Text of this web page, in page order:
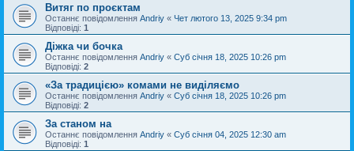
Витяг по проєктам
Останнє повідомлення Andriy « Чет лютого 13, 2025 9:34 pm
Відповіді: 1
Діжка чи бочка
Останнє повідомлення Andriy « Суб січня 18, 2025 10:26 pm
Відповіді: 2
«За традицією» комами не виділяємо
Останнє повідомлення Andriy « Суб січня 18, 2025 10:26 pm
Відповіді: 2
За станом на
Останнє повідомлення Andriy « Суб січня 04, 2025 12:30 am
Відповіді: 1